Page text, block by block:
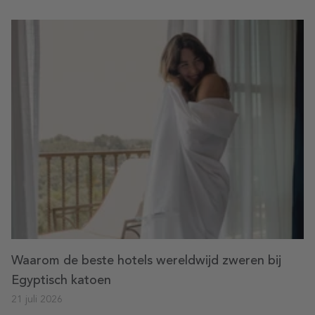
Waarom de beste hotels wereldwijd zweren bij
Egyptisch katoen
21 juli 2026